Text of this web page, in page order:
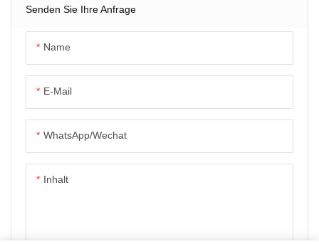
Senden Sie Ihre Anfrage
Name
E-Mail
WhatsApp/Wechat
Inhalt